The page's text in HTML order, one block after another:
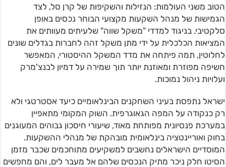
הטוב משני העולמות: הנזילות והשקיפות של קרן סל, לצד
הגמישות של מנהל השקעות מקצועי הבוחר נכסים באופן
סלקטיבי. בניגוד למדדי "משקל שווה" שלעיתים מעוותים את
המציאות הכלכלית על ידי מתן משקל זהה לחברות בגדלים שונים
לחלוטין, תמה פיתחה את מדד המשקל ההיסטורי, המאפשר
חשיפה מפוזרת ומאוזנת יותר תוך שמירה על דמיון לבנצ'מרק
ועלויות ניהול נמוכות.
ישראל נתפסת בעיני השחקנים הבינלאומיים כיעד אסטרטגי ולא
רק כנקודה על המפה הגאוגרפית. השוק המקומי מתאפיין
במערכת פנסיונית מפותחת מאוד, שיעורי חיסכון גבוהים המעוגנים
בחוק ואוריינטציה בינלאומית מובהקת של מנהלי ההשקעות.
המוסדיים הישראלים נחשבים למשקיעים מתוחכמים שכבר מזמן
הסיטו חלק ניכר מתיק הנכסים שלהם אל מעבר לים, והם מחפשים